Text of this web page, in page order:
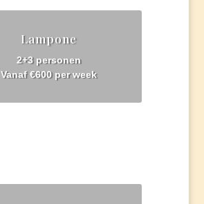
Lampone
2+3 personen
Vanaf €600 per week